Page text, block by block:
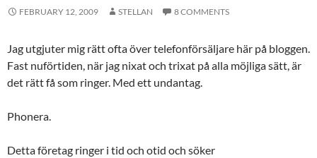
FEBRUARY 12, 2009 STELLAN 8 COMMENTS
Jag utgjuter mig rätt ofta över telefonförsäljare här på bloggen.
Fast nuförtiden, när jag nixat och trixat på alla möjliga sätt, är
det rätt få som ringer. Med ett undantag.
Phonera.
Detta företag ringer i tid och otid och söker